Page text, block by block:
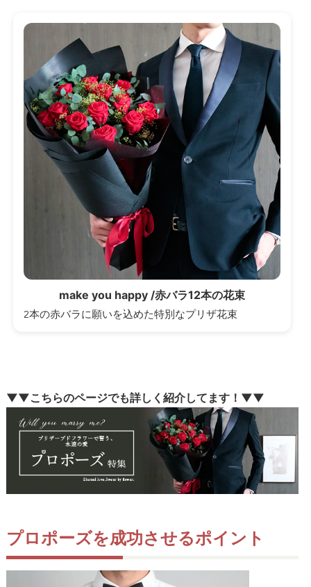
make you happy /赤バラ12本の花束
2本の赤バラに願いを込めた特別なプリザ花束
▼▼こちらのページでも詳しく紹介してます！▼▼
プロポーズを成功させるポイント